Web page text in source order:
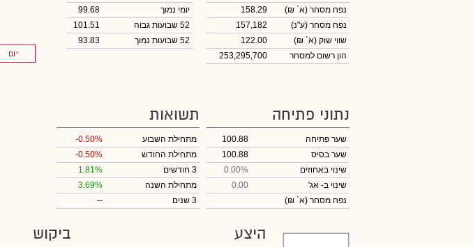
יום
נפח מסחר (א` ₪)
158.29
נפח מסחר (ע"נ)
157,182
שווי שוק (א` ₪)
122.00
הון רשום למסחר
253,295,700
יומי נמוך
99.68
52 שבועות גבוה
101.51
52 שבועות נמוך
93.83
נתוני פתיחה
שער פתיחה
100.88
שער בסיס
100.88
שינוי באחוזים
0.00%
שינוי ב- אג'
0.00
נפח מסחר (א` ₪)
תשואות
מתחילת השבוע
-0.50%
מתחילת החודש
-0.50%
3 חודשים
1.81%
מתחילת השנה
3.69%
3 שנים
--
היצע ביקוש